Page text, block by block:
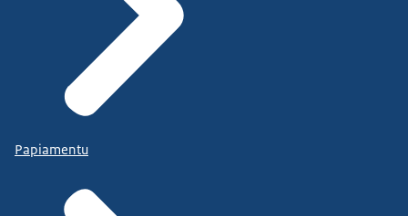
Papiamentu